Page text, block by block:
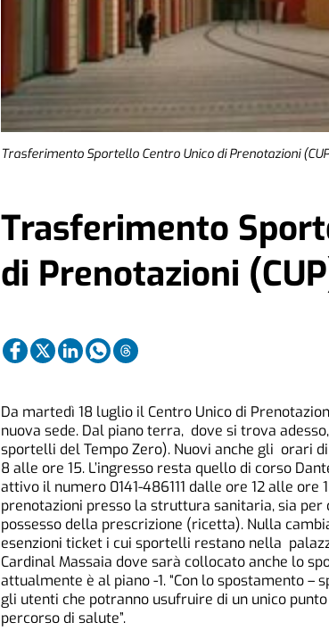
Trasferimento Sportello Centro Unico di Prenotazioni
Trasferimento
di Prenotazioni
Da martedì 18 luglio il Centro Unico di
nuova sede. Dal piano terra, dove si trova
sportelli del Tempo Zero). Nuovi anche gli orari
8 alle ore 15. L’ingresso resta quello di corso
attivo il numero 0141-486111 dalle ore 12 alle
prenotazioni presso la struttura sanitaria, sia
possesso della prescrizione (ricetta). Nulla
esenzioni ticket i cui sportelli restano nella
Cardinal Massaia dove sarà collocato anche lo
attualmente è al piano -1. “Con lo spostamento –
gli utenti che potranno usufruire di un unico
percorso di salute”.